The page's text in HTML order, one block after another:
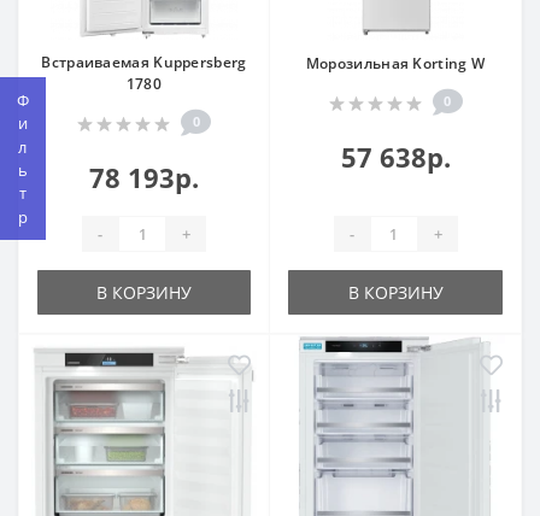
Фильтр
Встраиваемая Kuppersberg
1780
0
78 193р.
- +
В КОРЗИНУ
Морозильная Korting W
0
57 638р.
- +
В КОРЗИНУ